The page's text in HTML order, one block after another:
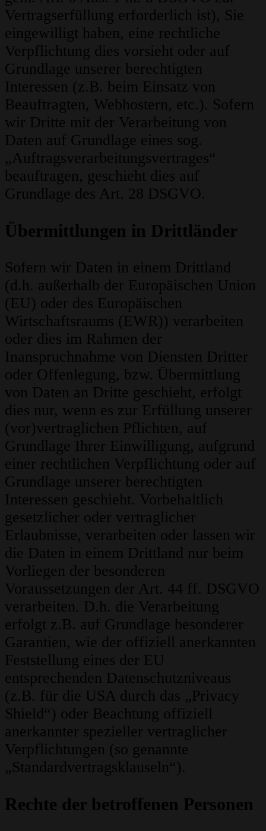
Vertragserfüllung erforderlich ist), Sie
eingewilligt haben, eine rechtliche
Verpflichtung dies vorsieht oder auf
Grundlage unserer berechtigten
Interessen (z.B. beim Einsatz von
Beauftragten, Webhostern, etc.). Sofern
wir Dritte mit der Verarbeitung von
Daten auf Grundlage eines sog.
„Auftragsverarbeitungsvertrages“
beauftragen, geschieht dies auf
Grundlage des Art. 28 DSGVO.
Übermittlungen in Drittländer
Sofern wir Daten in einem Drittland
(d.h. außerhalb der Europäischen Union
(EU) oder des Europäischen
Wirtschaftsraums (EWR)) verarbeiten
oder dies im Rahmen der
Inanspruchnahme von Diensten Dritter
oder Offenlegung, bzw. Übermittlung
von Daten an Dritte geschieht, erfolgt
dies nur, wenn es zur Erfüllung unserer
(vor)vertraglichen Pflichten, auf
Grundlage Ihrer Einwilligung, aufgrund
einer rechtlichen Verpflichtung oder auf
Grundlage unserer berechtigten
Interessen geschieht. Vorbehaltlich
gesetzlicher oder vertraglicher
Erlaubnisse, verarbeiten oder lassen wir
die Daten in einem Drittland nur beim
Vorliegen der besonderen
Voraussetzungen der Art. 44 ff. DSGVO
verarbeiten. D.h. die Verarbeitung
erfolgt z.B. auf Grundlage besonderer
Garantien, wie der offiziell anerkannten
Feststellung eines der EU
entsprechenden Datenschutzniveaus
(z.B. für die USA durch das „Privacy
Shield“) oder Beachtung offiziell
anerkannter spezieller vertraglicher
Verpflichtungen (so genannte
„Standardvertragsklauseln“).
Rechte der betroffenen Personen